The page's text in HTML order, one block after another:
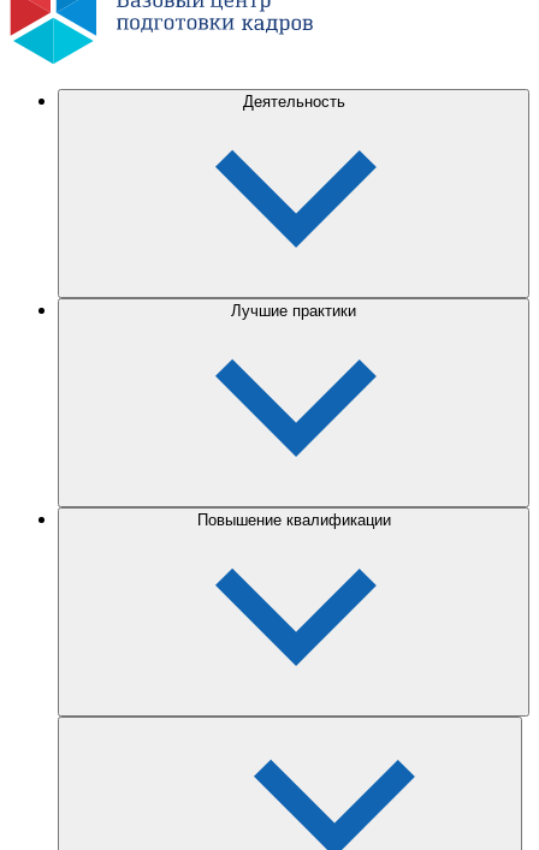
Деятельность
Лучшие практики
Повышение квалификации